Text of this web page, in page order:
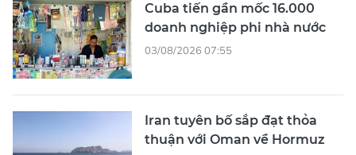
Cuba tiến gần mốc 16.000
doanh nghiệp phi nhà nước
03/08/2026 07:55
Iran tuyên bố sắp đạt thỏa
thuận với Oman về Hormuz